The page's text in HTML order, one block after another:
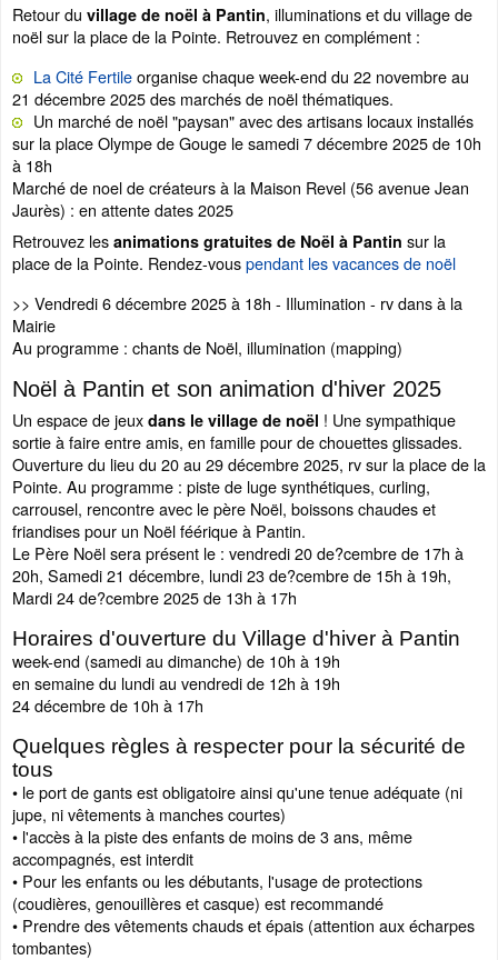
Retour du village de noël à Pantin, illuminations et du village de
noël sur la place de la Pointe. Retrouvez en complément :
La Cité Fertileorganise chaque week-end du 22 novembre au
21 décembre 2025 des marchés de noël thématiques.
Un marché de noël "paysan" avec des artisans locaux installés
sur la place Olympe de Gouge le samedi 7 décembre 2025 de 10h
à 18h
Marché de noel de créateurs à la Maison Revel (56 avenue Jean
Jaurès) : en attente dates 2025
Retrouvez les animations gratuites de Noël à Pantin sur la
place de la Pointe. Rendez-vouspendant les vacances de noël
>> Vendredi 6 décembre 2025 à 18h - Illumination - rv dans à la
Mairie
Au programme : chants de Noël, illumination (mapping)
Noël à Pantin et son animation d'hiver 2025
Un espace de jeux dans le village de noël ! Une sympathique
sortie à faire entre amis, en famille pour de chouettes glissades.
Ouverture du lieu du 20 au 29 décembre 2025, rv sur la place de la
Pointe. Au programme : piste de luge synthétiques, curling,
carrousel, rencontre avec le père Noël, boissons chaudes et
friandises pour un Noël féérique à Pantin.
Le Père Noël sera présent le : vendredi 20 de?cembre de 17h à
20h, Samedi 21 décembre, lundi 23 de?cembre de 15h à 19h,
Mardi 24 de?cembre 2025 de 13h à 17h
Horaires d'ouverture du Village d'hiver à Pantin
week-end (samedi au dimanche) de 10h à 19h
en semaine du lundi au vendredi de 12h à 19h
24 décembre de 10h à 17h
Quelques règles à respecter pour la sécurité de
tous
• le port de gants est obligatoire ainsi qu'une tenue adéquate (ni
jupe, ni vêtements à manches courtes)
• l'accès à la piste des enfants de moins de 3 ans, même
accompagnés, est interdit
• Pour les enfants ou les débutants, l'usage de protections
(coudières, genouillères et casque) est recommandé
• Prendre des vêtements chauds et épais (attention aux écharpes
tombantes)